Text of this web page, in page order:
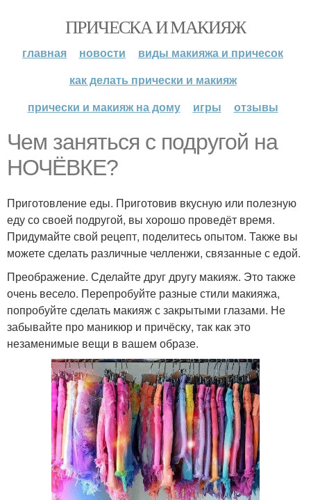
ПРИЧЕСКА И МАКИЯЖ
главная новости
виды макияжа и причесок
как делать прически и макияж
прически и макияж на дому
игры отзывы
Чем заняться с подругой на
НОЧЁВКЕ?
Приготовление еды. Приготовив вкусную или полезную
еду со своей подругой, вы хорошо проведёт время.
Придумайте свой рецепт, поделитесь опытом. Также вы
можете сделать различные челленжи, связанные с едой.
Преображение. Сделайте друг другу макияж. Это также
очень весело. Перепробуйте разные стили макияжа,
попробуйте сделать макияж с закрытыми глазами. Не
забывайте про маникюр и причёску, так как это
незаменимые вещи в вашем образе.